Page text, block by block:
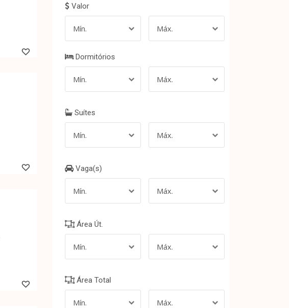
Planaltina
Portal Do Amanhecer (Planaltina)
Região Dos Lagos (Sobradinho)
Setor Comercial Central (Planaltina)
Setor Econômico De Sobradinho
(Sobradinho)
Setor Habitacional Contagem
(Sobradinho)
Setor Residencial Oeste (Planaltina)
Zona Industrial (Guará)
Valor
Mín. Máx.
Dormitórios
Mín. Máx.
Suítes
Mín. Máx.
Vaga(s)
Mín. Máx.
Área Út.
Mín. Máx.
Área Total
Mín. Máx.